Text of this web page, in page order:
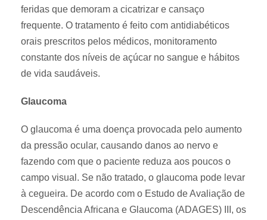
feridas que demoram a cicatrizar e cansaço
frequente. O tratamento é feito com antidiabéticos
orais prescritos pelos médicos, monitoramento
constante dos níveis de açúcar no sangue e hábitos
de vida saudáveis.
Glaucoma
O glaucoma é uma doença provocada pelo aumento
da pressão ocular, causando danos ao nervo e
fazendo com que o paciente reduza aos poucos o
campo visual. Se não tratado, o glaucoma pode levar
à cegueira. De acordo com o Estudo de Avaliação de
Descendência Africana e Glaucoma (ADAGES) III, os